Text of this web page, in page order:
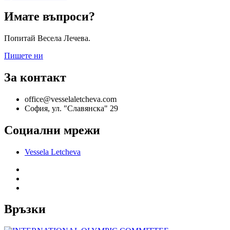
Имате въпроси?
Попитай Весела Лечева.
Пишете ни
За контакт
office@vesselaletcheva.com
София, ул. "Славянска" 29
Социални мрежи
Vessela Letcheva
Връзки